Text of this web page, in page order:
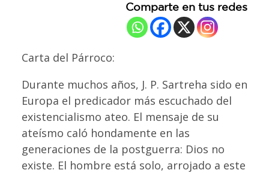
Comparte en tus redes
Carta del Párroco:
Durante muchos años, J. P. Sartreha sido en
Europa el predicador más escuchado del
existencialismo ateo. El mensaje de su
ateísmo caló hondamente en las
generaciones de la postguerra: Dios no
existe. El hombre está solo, arrojado a este